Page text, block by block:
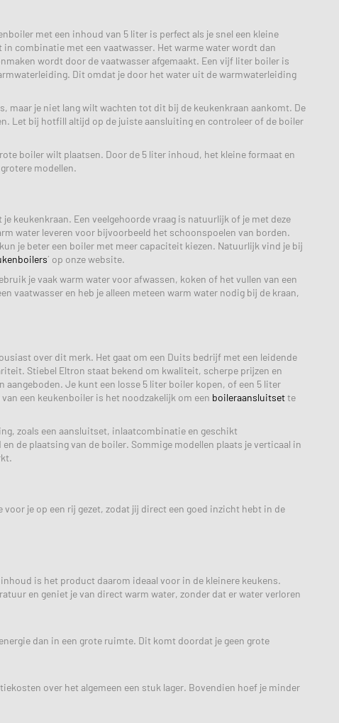
met een inhoud van 5 liter is perfect als je snel een kleine
combinatie met een vaatwasser. Het warme water wordt dan
wordt door de vaatwasser afgemaakt. Een vijf liter boiler is
Dit omdat je door het water uit de warmwaterleiding
maar je niet lang wilt wachten tot dit bij de keukenkraan aankomt. De
Let bij hotfill altijd op de juiste aansluiting en controleer of de boiler
boiler wilt plaatsen. Door de 5 liter inhoud, het kleine formaat en
modellen.
keukenkraan. Een veelgehoorde vraag is natuurlijk of je met deze
water leveren voor bijvoorbeeld het schoonspoelen van borden.
je beter een boiler met meer capaciteit kiezen. Natuurlijk vind je bij
´ op onze website.
je vaak warm water voor afwassen, koken of het vullen van een
vaatwasser en heb je alleen meteen warm water nodig bij de kraan,
over dit merk. Het gaat om een Duits bedrijf met een leidende
Stiebel Eltron staat bekend om kwaliteit, scherpe prijzen en
Je kunt een losse 5 liter boiler kopen, of een 5 liter
een keukenboiler is het noodzakelijk om een boileraansluitsette
zoals een aansluitset, inlaatcombinatie en geschikt
de plaatsing van de boiler. Sommige modellen plaats je verticaal in
je op een rij gezet, zodat jij direct een goed inzicht hebt in de
is het product daarom ideaal voor in de kleinere keukens.
en geniet je van direct warm water, zonder dat er water verloren
dan in een grote ruimte. Dit komt doordat je geen grote
over het algemeen een stuk lager. Bovendien hoef je minder